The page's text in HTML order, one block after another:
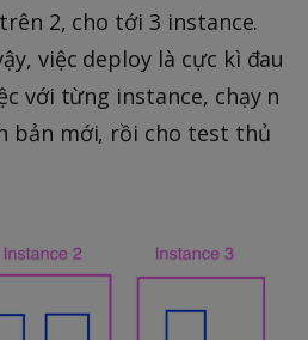
2, cho tới 3 instance.
việc deploy là cực kì đau
với từng instance, chạy n
bản mới, rồi cho test thủ